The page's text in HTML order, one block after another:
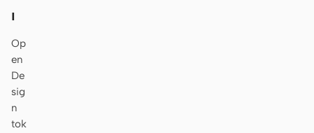
ı
Op
en
De
sig
n
tok